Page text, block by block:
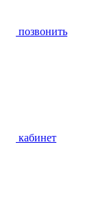
позвонить
кабинет